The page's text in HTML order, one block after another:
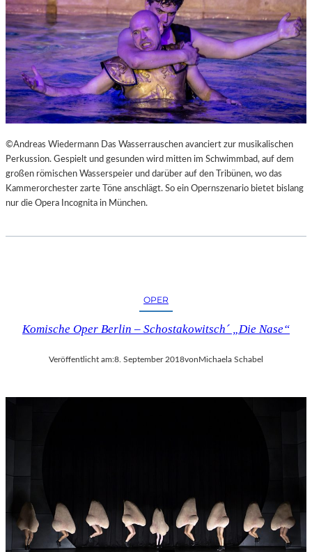
S
T
M
E
S
S
E
©Andreas Wiedermann Das Wasserrauschen avanciert zur musikalischen
Perkussion. Gespielt und gesunden wird mitten im Schwimmbad, auf dem
großen römischen Wasserspeier und darüber auf den Tribünen, wo das
Kammerorchester zarte Töne anschlägt. So ein Opernszenario bietet bislang
nur die Opera Incognita in München.
OPER
Komische Oper Berlin – Schostakowitsch´ „Die Nase“
Veröffentlicht am:8. September 2018vonMichaela Schabel